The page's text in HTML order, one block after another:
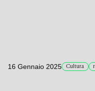
16 Gennaio 2025 Cultura